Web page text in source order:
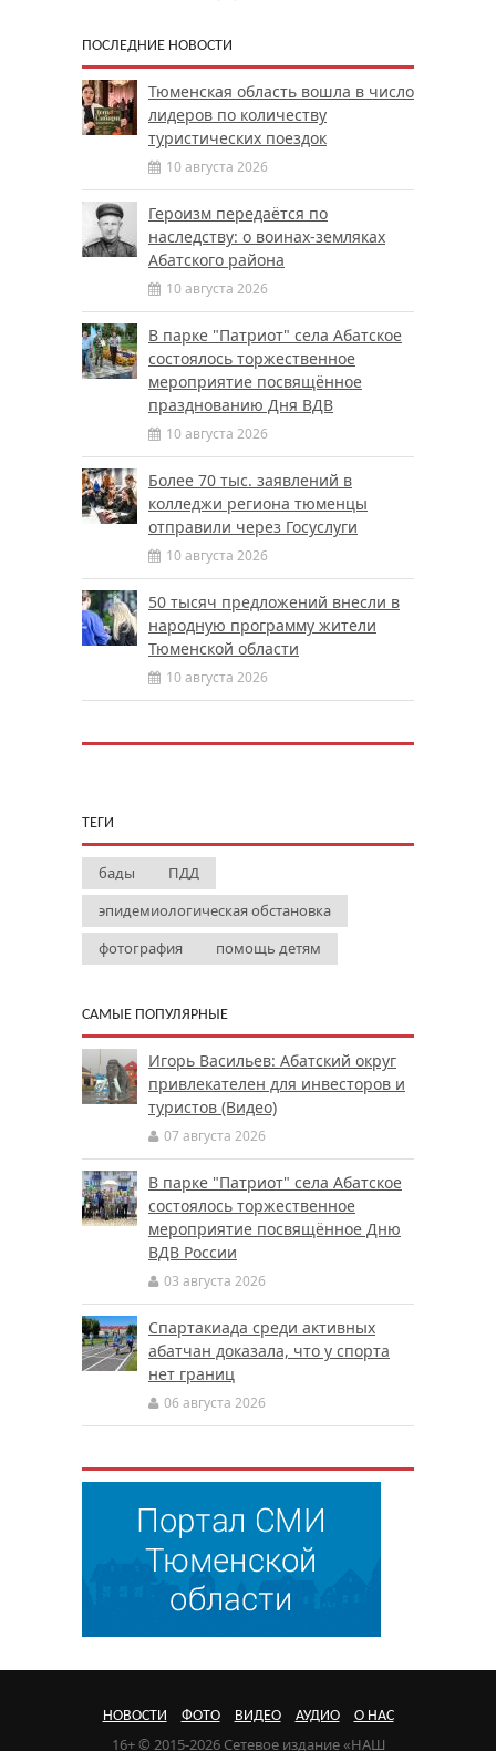
ПОСЛЕДНИЕ НОВОСТИ
Тюменская область вошла в число
лидеров по количеству
туристических поездок
10 августа 2026
Героизм передаётся по
наследству: о воинах-земляках
Абатского района
10 августа 2026
В парке "Патриот" села Абатское
состоялось торжественное
мероприятие посвящённое
празднованию Дня ВДВ
10 августа 2026
Более 70 тыс. заявлений в
колледжи региона тюменцы
отправили через Госуслуги
10 августа 2026
50 тысяч предложений внесли в
народную программу жители
Тюменской области
10 августа 2026
ТЕГИ
бады
ПДД
эпидемиологическая обстановка
фотография
помощь детям
САМЫЕ ПОПУЛЯРНЫЕ
Игорь Васильев: Абатский округ
привлекателен для инвесторов и
туристов (Видео)
07 августа 2026
В парке "Патриот" села Абатское
состоялось торжественное
мероприятие посвящённое Дню
ВДВ России
03 августа 2026
Спартакиада среди активных
абатчан доказала, что у спорта
нет границ
06 августа 2026
НОВОСТИ ФОТО ВИДЕО АУДИО О НАС
16+ © 2015-2026 Сетевое издание «НАШ